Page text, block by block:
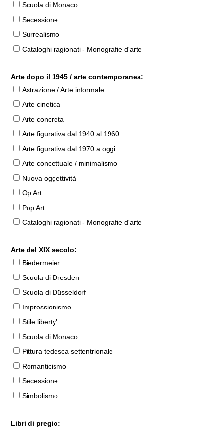
Scuola di Monaco
Secessione
Surrealismo
Cataloghi ragionati - Monografie d'arte
Arte dopo il 1945 / arte contemporanea:
Astrazione / Arte informale
Arte cinetica
Arte concreta
Arte figurativa dal 1940 al 1960
Arte figurativa dal 1970 a oggi
Arte concettuale / minimalismo
Nuova oggettività
Op Art
Pop Art
Cataloghi ragionati - Monografie d'arte
Arte del XIX secolo:
Biedermeier
Scuola di Dresden
Scuola di Düsseldorf
Impressionismo
Stile liberty'
Scuola di Monaco
Pittura tedesca settentrionale
Romanticismo
Secessione
Simbolismo
Libri di pregio: